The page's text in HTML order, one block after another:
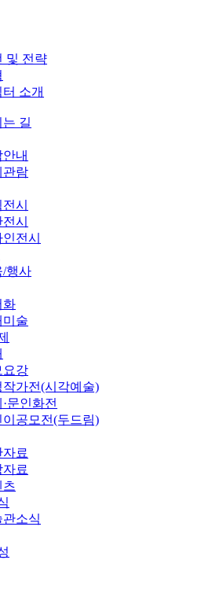
및 전략
터 소개
는 길
내
관람
시
시
전시
/행사
화
미술
요강
작가전(시각예술)
문인화전
이공모전(두드림)
자료
자료
츠
관소식